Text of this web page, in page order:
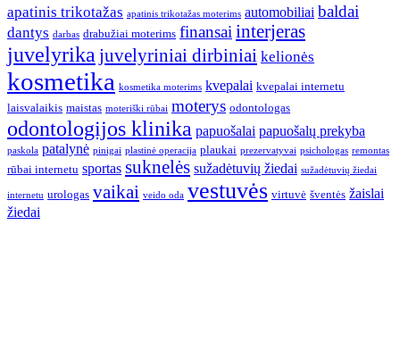
apatinis trikotažas apatinis trikotažas moterims automobiliai baldai
dantys darbas drabužiai moterims finansai interjeras
juvelyrika juvelyriniai dirbiniai kelionės
kosmetika kosmetika moterims kvepalai kvepalai internetu
laisvalaikis maistas moteriški rūbai moterys odontologas
odontologijos klinika papuošalai papuošalų prekyba
paskola patalynė pinigai plastinė operacija plaukai prezervatyvai psichologas remontas
rūbai internetu sportas suknelės sužadėtuvių žiedai sužadėtuvių žiedai
internetu urologas vaikai veido oda vestuvės virtuvė šventės žaislai
žiedai